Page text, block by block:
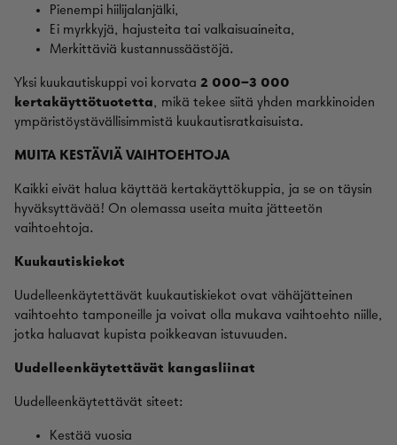
Pienempi hiilijalanjälki,
Ei myrkkyjä, hajusteita tai valkaisuaineita,
Merkittäviä kustannussäästöjä.
Yksi kuukautiskuppi voi korvata 2 000–3 000
kertakäyttötuotetta, mikä tekee siitä yhden markkinoiden
ympäristöystävällisimmistä kuukautisratkaisuista.
MUITA KESTÄVIÄ VAIHTOEHTOJA
Kaikki eivät halua käyttää kertakäyttökuppia, ja se on täysin
hyväksyttävää! On olemassa useita muita jätteetön
vaihtoehtoja.
Kuukautiskiekot
Uudelleenkäytettävät kuukautiskiekot ovat vähäjätteinen
vaihtoehto tamponeille ja voivat olla mukava vaihtoehto niille,
jotka haluavat kupista poikkeavan istuvuuden.
Uudelleenkäytettävät kangasliinat
Uudelleenkäytettävät siteet:
Kestää vuosia